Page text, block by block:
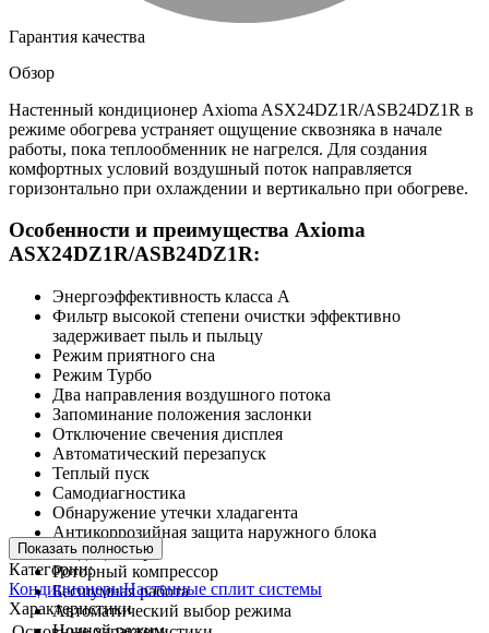
Гарантия качества
Обзор
Настенный кондиционер Axioma ASX24DZ1R/ASB24DZ1R в
режиме обогрева устраняет ощущение сквозняка в начале
работы, пока теплообменник не нагрелся. Для создания
комфортных условий воздушный поток направляется
горизонтально при охлаждении и вертикально при обогреве.
Особенности и преимущества Axioma
ASX24DZ1R/ASB24DZ1R:
Энергоэффективность класса А
Фильтр высокой степени очистки эффективно
задерживает пыль и пыльцу
Режим приятного сна
Режим Турбо
Два направления воздушного потока
Запоминание положения заслонки
Отключение свечения дисплея
Автоматический перезапуск
Теплый пуск
Самодиагностика
Обнаружение утечки хладагента
Антикоррозийная защита наружного блока
кондиционера
Роторный компрессор
Бесшумная работа
Автоматический выбор режима
Показать полностью
Категории:
КондиционерыНастенные сплит системы
Характеристики